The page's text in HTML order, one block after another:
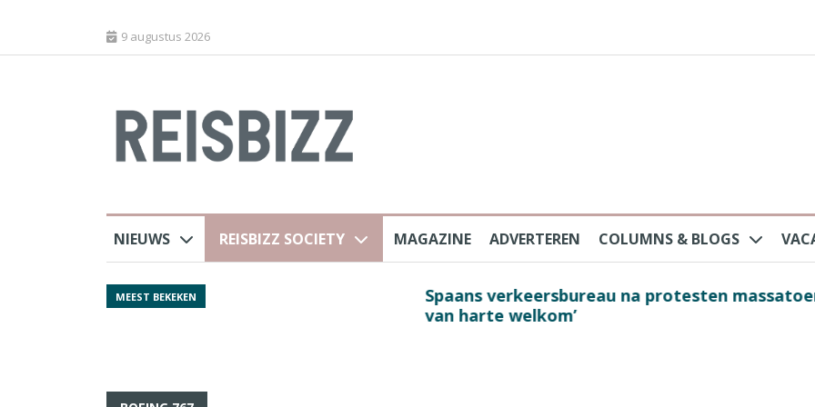
9 augustus 2026
NIEUWS REISBIZZ SOCIETY MAGAZINE ADVERTEREN COLUMNS & BLOGS
MEEST BEKEKEN
Spaans verkeersbureau na protesten massatoerisme: ‘Nederlandse